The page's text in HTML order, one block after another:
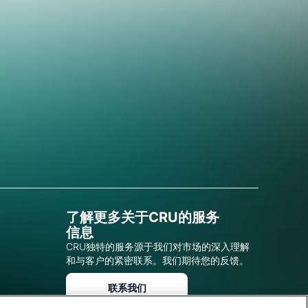
了解更多关于CRU的服务
信息
CRU独特的服务源于我们对市场的深入理解
和与客户的紧密联系。我们期待您的反馈。
联系我们